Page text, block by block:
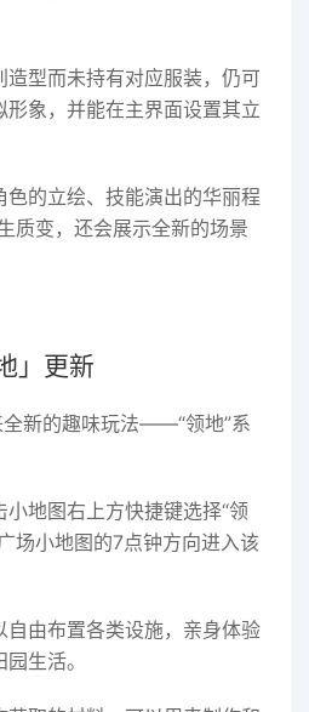
造型而未持有对应服装，仍可
象，并能在主界面设置其立
色的立绘、技能演出的华丽程
质变，还会展示全新的场景
」更新
全新的趣味玩法——“领地”系
地图右上方快捷键选择“领
场小地图的7点钟方向进入该
自由布置各类设施，亲身体验
生活。